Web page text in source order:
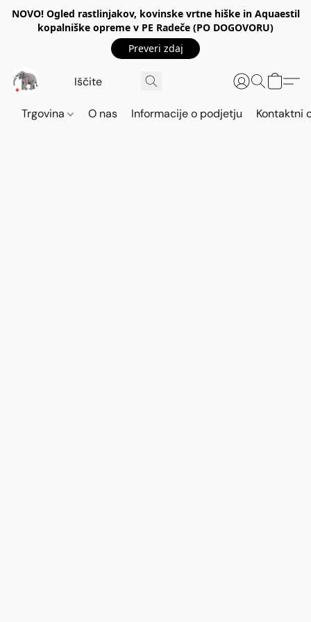
NOVO! Ogled rastlinjakov, kovinske vrtne hiške in Aquaestil
kopalniške opreme v PE Radeče (PO DOGOVORU)
Preveri zdaj
Trgovina O nas Informacije o podjetju Kontaktni